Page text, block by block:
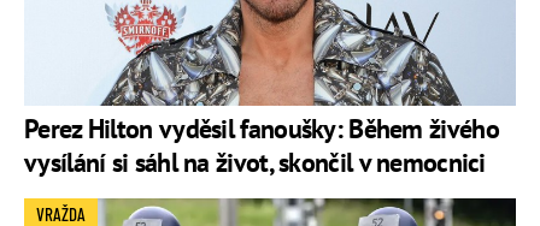
Perez Hilton vyděsil fanoušky: Během živého
vysílání si sáhl na život, skončil v nemocnici
VRAŽDA